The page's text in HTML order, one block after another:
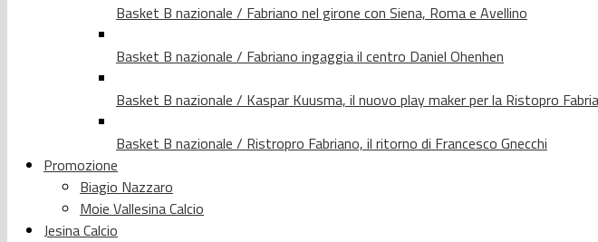
Basket B nazionale / Fabriano nel girone con Siena, Roma e Avellino
Basket B nazionale / Fabriano ingaggia il centro Daniel Ohenhen
Basket B nazionale / Kaspar Kuusma, il nuovo play maker per la Ristopro
Basket B nazionale / Ristropro Fabriano, il ritorno di Francesco Gnecchi
Promozione
Biagio Nazzaro
Moie Vallesina Calcio
Jesina Calcio